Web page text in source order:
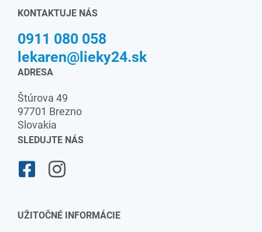
KONTAKTUJE NÁS
0911 080 058
lekaren@lieky24.sk
ADRESA
Štúrova 49
97701 Brezno
Slovakia
SLEDUJTE NÁS
UŽITOČNÉ INFORMÁCIE